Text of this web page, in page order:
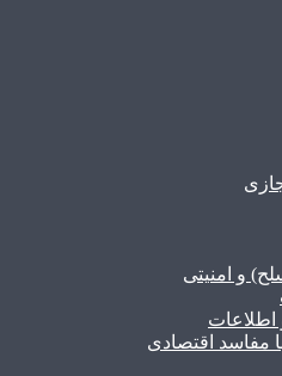
و امنیتی
اطلاعات
مفاسد اقتصادی